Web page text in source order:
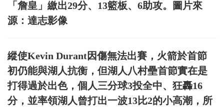
「詹皇」繳出29分、13籃板、6助攻。圖片來
源：達志影像
縱使Kevin Durant因傷無法出賽，火箭於首節
初仍能與湖人抗衡，但湖人八村壘首節實在是
打得過於出色，個人三分球3投全中、狂轟16
分，並率領湖人曾打出一波13比2的小高潮，所